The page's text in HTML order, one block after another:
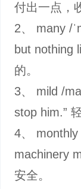
付出一点，
2、 many /
but nothing
的。
3、 mild /
stop him.”
4、 monthly
machinery
安全。